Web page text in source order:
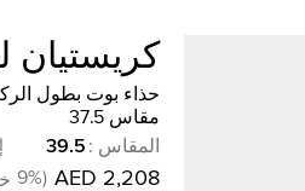
كريستيان
حذاء بوت بطول
مقاس 37.5
المقاس :
39.5
2,208 AED
(
9%